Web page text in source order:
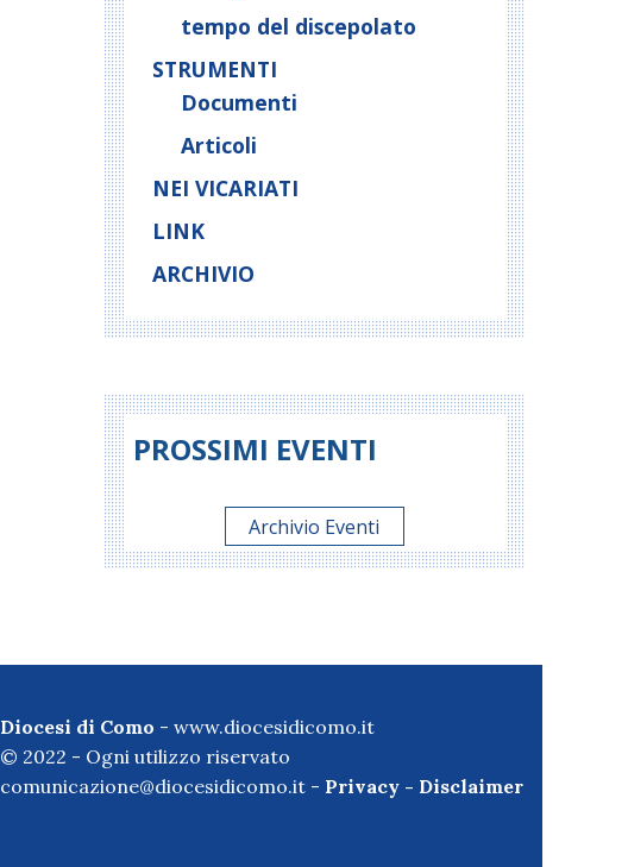
tempo del discepolato
STRUMENTI
Documenti
Articoli
NEI VICARIATI
LINK
ARCHIVIO
PROSSIMI EVENTI
Archivio Eventi
Diocesi di Como - www.diocesidicomo.it
© 2022 - Ogni utilizzo riservato
comunicazione@diocesidicomo.it - Privacy - Disclaimer